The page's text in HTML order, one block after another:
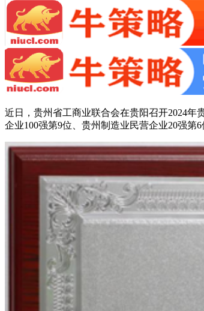
近日，贵州省工商业联合会在贵阳召开2024年
企业100强第9位、贵州制造业民营企业20强第6